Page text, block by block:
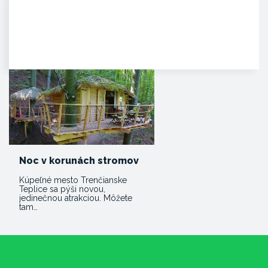
Noc v korunách stromov
Kúpeľné mesto Trenčianske
Teplice sa pýši novou,
jedinečnou atrakciou. Môžete
tam…